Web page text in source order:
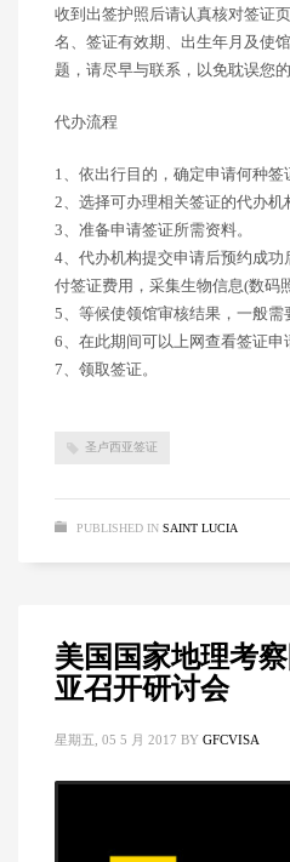
收到出签护照后请认真核对签证
名、签证有效期、出生年月及使
题，请尽早与联系，以免耽误您的
代办流程
1、依出行目的，确定申请何种签
2、选择可办理相关签证的代办机
3、准备申请签证所需资料。
4、代办机构提交申请后预约成
付签证费用，采集生物信息(数码
5、等候使领馆审核结果，一般需
6、在此期间可以上网查看签证申
7、领取签证。
圣卢西亚签证
PUBLISHED IN SAINT LUCIA
美国国家地理考
亚召开研讨会
星期五, 05 5 月 2017 BY GFCVISA